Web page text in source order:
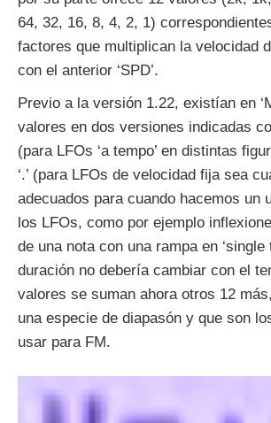
64, 32, 16, 8, 4, 2, 1)
factores que multiplican la velocidad
con el anterior ‘SPD’.
Previo a la versión 1.22, existían en
valores en dos versiones indicadas
(para LFOs ‘a tempo’ en distintas
‘.’ (para LFOs de velocidad fija sea
adecuados para cuando hacemos un
los LFOs, como por ejemplo
de una nota con una rampa en ‘single
duración no debería cambiar con el
valores se suman ahora otros 12
una especie de diapasón y que son
usar para FM.